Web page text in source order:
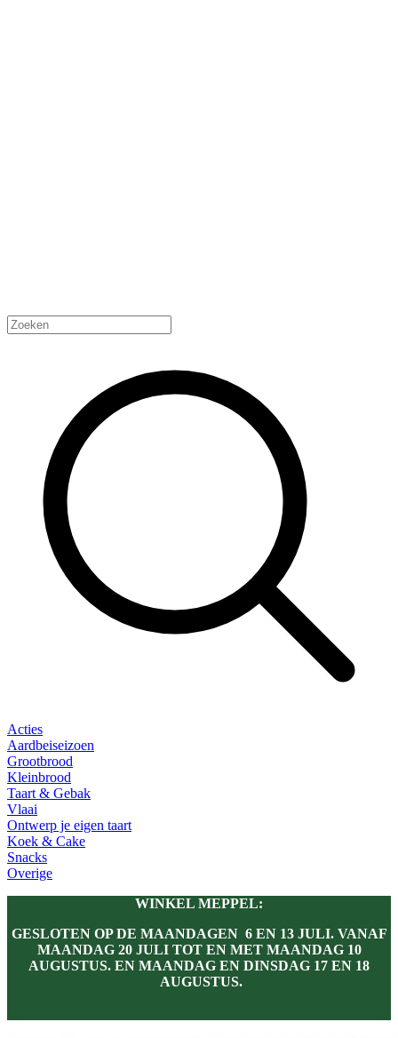
Acties
Aardbeiseizoen
Grootbrood
Kleinbrood
Taart & Gebak
Vlaai
Ontwerp je eigen taart
Koek & Cake
Snacks
Overige
WINKEL MEPPEL:
GESLOTEN OP DE MAANDAGEN 6 EN 13 JULI. VANAF
MAANDAG 20 JULI TOT EN MET MAANDAG 10
AUGUSTUS. EN MAANDAG EN DINSDAG 17 EN 18
AUGUSTUS.